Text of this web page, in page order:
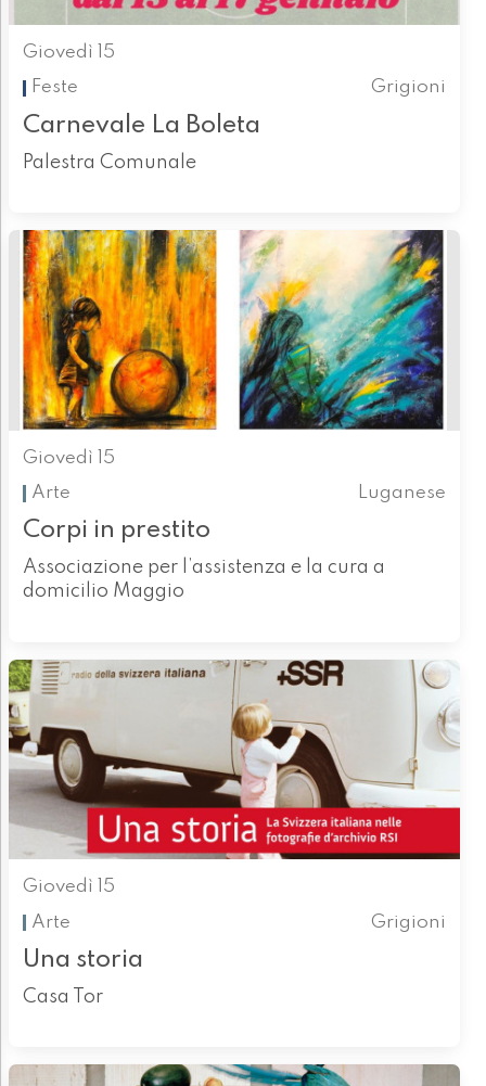
Giovedì 15
Feste
Grigioni
Carnevale La Boleta
Palestra Comunale
Giovedì 15
Arte
Luganese
Corpi in prestito
Associazione per l’assistenza e la cura a
domicilio Maggio
Giovedì 15
Arte
Grigioni
Una storia
Casa Tor